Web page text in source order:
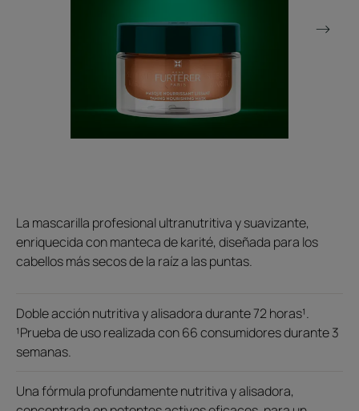
La mascarilla profesional ultranutritiva y suavizante,
enriquecida con manteca de karité, diseñada para los
cabellos más secos de la raíz a las puntas.
Doble acción nutritiva y alisadora durante 72 horas¹.
¹Prueba de uso realizada con 66 consumidores durante 3
semanas.
Una fórmula profundamente nutritiva y alisadora,